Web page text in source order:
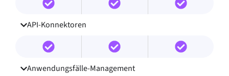
API-Konnektoren
Anwendungsfälle-Management